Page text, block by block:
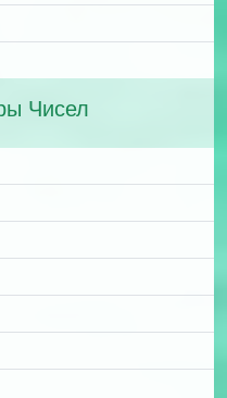
Чисел